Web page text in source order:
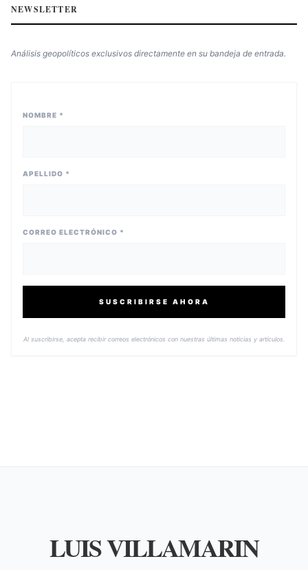
NEWSLETTER
Análisis geopolíticos exclusivos directamente en su bandeja de entrada.
NOMBRE *
APELLIDO *
CORREO ELECTRÓNICO *
SUSCRIBIRSE AHORA
Al suscribirse, acepta recibir correos electrónicos con nuestras últimas noticias y artículos.
LUIS VILLAMARIN